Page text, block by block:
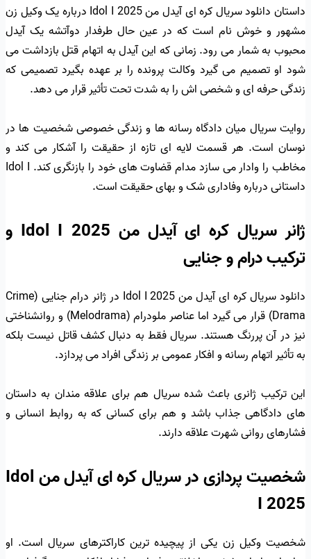
داستان دانلود سریال کره ای آیدل من Idol I 2025 درباره یک وکیل زن
مشهور و خوش نام است که در عین حال طرفدار دوآتشه یک آیدل
محبوب به شمار می رود. زمانی که این آیدل به اتهام قتل بازداشت می
شود او تصمیم می گیرد وکالت پرونده را بر عهده بگیرد تصمیمی که
زندگی حرفه ای و شخصی اش را به شدت تحت تأثیر قرار می دهد.
روایت سریال میان دادگاه رسانه ها و زندگی خصوصی شخصیت ها در
نوسان است. هر قسمت لایه ای تازه از حقیقت را آشکار می کند و
مخاطب را وادار می سازد مدام قضاوت های خود را بازنگری کند. Idol I
داستانی درباره وفاداری شک و بهای حقیقت است.
ژانر سریال کره ای آیدل من Idol I 2025 و
ترکیب درام و جنایی
دانلود سریال کره ای آیدل من Idol I 2025 در ژانر درام جنایی (Crime
Drama) قرار می گیرد اما عناصر ملودرام (Melodrama) و روانشناختی
نیز در آن پررنگ هستند. سریال فقط به دنبال کشف قاتل نیست بلکه
به تأثیر اتهام رسانه و افکار عمومی بر زندگی افراد می پردازد.
این ترکیب ژانری باعث شده سریال هم برای علاقه مندان به داستان
های دادگاهی جذاب باشد و هم برای کسانی که به روابط انسانی و
فشارهای روانی شهرت علاقه دارند.
شخصیت پردازی در سریال کره ای آیدل من Idol
I 2025
شخصیت وکیل زن یکی از پیچیده ترین کاراکترهای سریال است. او